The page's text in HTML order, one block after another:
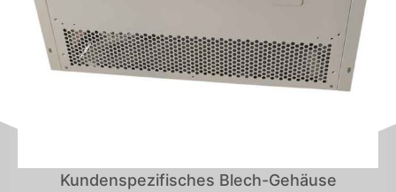
Kundenspezifisches Blech-Gehäuse